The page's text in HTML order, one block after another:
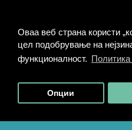
Оваа веб страна користи
цел подобрување на
функционалност.
Опции
Раб. време: Пон. - Пет.: